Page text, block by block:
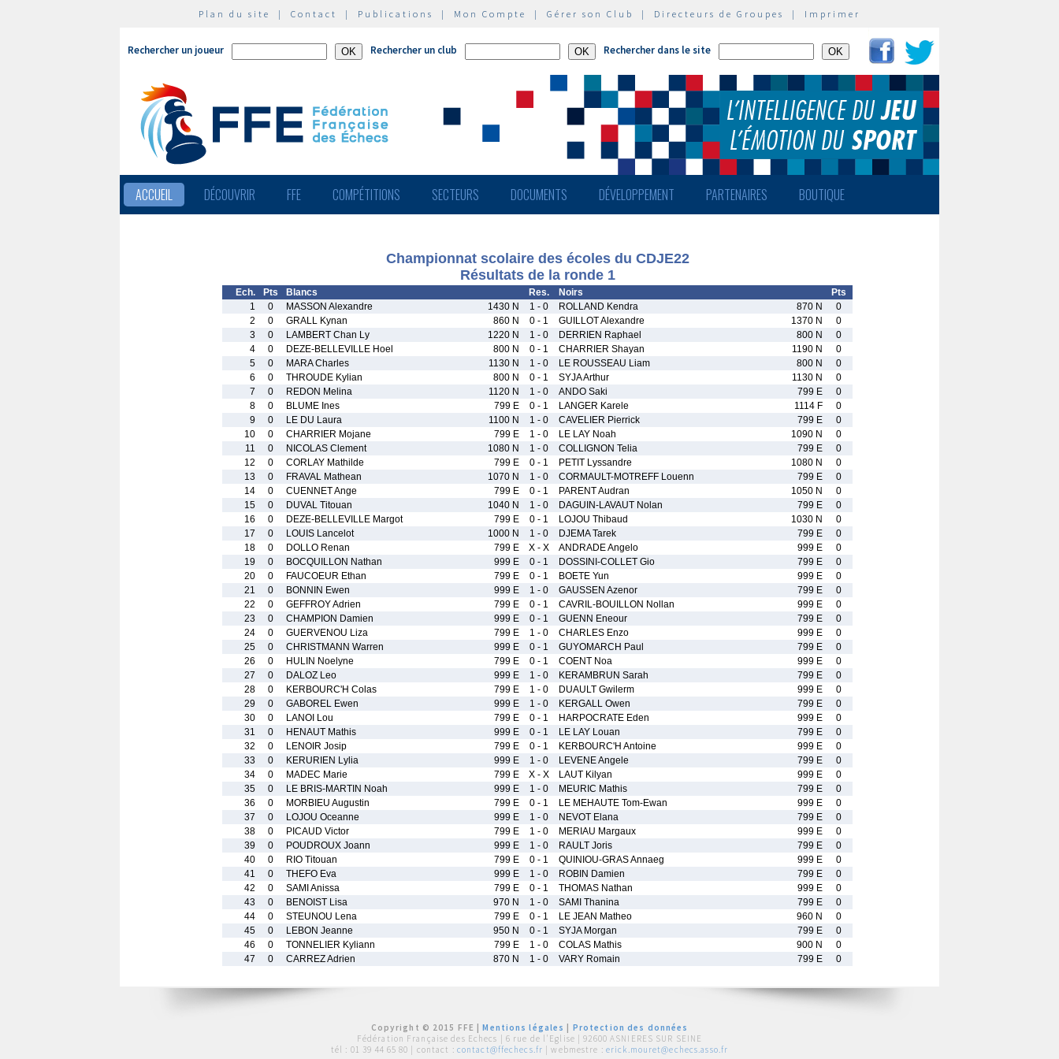
Plan du site | Contact | Publications | Mon Compte | Gérer son Club | Directeurs de Groupes | Imprimer
Rechercher un joueur Rechercher un club Rechercher dans le site
ACCUEIL DÉCOUVRIR FFE COMPÉTITIONS SECTEURS DOCUMENTS DÉVELOPPEMENT PARTENAIRES BOUTIQUE
Championnat scolaire des écoles du CDJE22
Résultats de la ronde 1
Ech. Pts Blancs Res. Noirs
Pts
1
0 MASSON Alexandre 1430 N 1 - 0 ROLLAND Kendra 870 N
0
2
0 GRALL Kynan 860 N 0 - 1 GUILLOT Alexandre 1370 N
0
3
0 LAMBERT Chan Ly 1220 N 1 - 0 DERRIEN Raphael 800 N
0
4
0 DEZE-BELLEVILLE Hoel 800 N 0 - 1 CHARRIER Shayan 1190 N
0
5
0 MARA Charles 1130 N 1 - 0 LE ROUSSEAU Liam 800 N
0
6
0 THROUDE Kylian 800 N 0 - 1 SYJA Arthur 1130 N
0
7
0 REDON Melina 1120 N 1 - 0 ANDO Saki 799 E
0
8
0 BLUME Ines 799 E 0 - 1 LANGER Karele 1114 F
0
9
0 LE DU Laura 1100 N 1 - 0 CAVELIER Pierrick 799 E
0
10
0 CHARRIER Mojane 799 E 1 - 0 LE LAY Noah 1090 N
0
11
0 NICOLAS Clement 1080 N 1 - 0 COLLIGNON Telia 799 E
0
12
0 CORLAY Mathilde 799 E 0 - 1 PETIT Lyssandre 1080 N
0
13
0 FRAVAL Mathean 1070 N 1 - 0 CORMAULT-MOTREFF Louenn 799 E
0
14
0 CUENNET Ange 799 E 0 - 1 PARENT Audran 1050 N
0
15
0 DUVAL Titouan 1040 N 1 - 0 DAGUIN-LAVAUT Nolan 799 E
0
16
0 DEZE-BELLEVILLE Margot 799 E 0 - 1 LOJOU Thibaud 1030 N
0
17
0 LOUIS Lancelot 1000 N 1 - 0 DJEMA Tarek 799 E
0
18
0 DOLLO Renan 799 E X - X ANDRADE Angelo 999 E
0
19
0 BOCQUILLON Nathan 999 E 0 - 1 DOSSINI-COLLET Gio 799 E
0
20
0 FAUCOEUR Ethan 799 E 0 - 1 BOETE Yun 999 E
0
21
0 BONNIN Ewen 999 E 1 - 0 GAUSSEN Azenor 799 E
0
22
0 GEFFROY Adrien 799 E 0 - 1 CAVRIL-BOUILLON Nollan 999 E
0
23
0 CHAMPION Damien 999 E 0 - 1 GUENN Eneour 799 E
0
24
0 GUERVENOU Liza 799 E 1 - 0 CHARLES Enzo 999 E
0
25
0 CHRISTMANN Warren 999 E 0 - 1 GUYOMARCH Paul 799 E
0
26
0 HULIN Noelyne 799 E 0 - 1 COENT Noa 999 E
0
27
0 DALOZ Leo 999 E 1 - 0 KERAMBRUN Sarah 799 E
0
28
0 KERBOURC'H Colas 799 E 1 - 0 DUAULT Gwilerm 999 E
0
29
0 GABOREL Ewen 999 E 1 - 0 KERGALL Owen 799 E
0
30
0 LANOI Lou 799 E 0 - 1 HARPOCRATE Eden 999 E
0
31
0 HENAUT Mathis 999 E 0 - 1 LE LAY Louan 799 E
0
32
0 LENOIR Josip 799 E 0 - 1 KERBOURC'H Antoine 999 E
0
33
0 KERURIEN Lylia 999 E 1 - 0 LEVENE Angele 799 E
0
34
0 MADEC Marie 799 E X - X LAUT Kilyan 999 E
0
35
0 LE BRIS-MARTIN Noah 999 E 1 - 0 MEURIC Mathis 799 E
0
36
0 MORBIEU Augustin 799 E 0 - 1 LE MEHAUTE Tom-Ewan 999 E
0
37
0 LOJOU Oceanne 999 E 1 - 0 NEVOT Elana 799 E
0
38
0 PICAUD Victor 799 E 1 - 0 MERIAU Margaux 999 E
0
39
0 POUDROUX Joann 999 E 1 - 0 RAULT Joris 799 E
0
40
0 RIO Titouan 799 E 0 - 1 QUINIOU-GRAS Annaeg 999 E
0
41
0 THEFO Eva 999 E 1 - 0 ROBIN Damien 799 E
0
42
0 SAMI Anissa 799 E 0 - 1 THOMAS Nathan 999 E
0
43
0 BENOIST Lisa 970 N 1 - 0 SAMI Thanina 799 E
0
44
0 STEUNOU Lena 799 E 0 - 1 LE JEAN Matheo 960 N
0
45
0 LEBON Jeanne 950 N 0 - 1 SYJA Morgan 799 E
0
46
0 TONNELIER Kyliann 799 E 1 - 0 COLAS Mathis 900 N
0
47
0 CARREZ Adrien 870 N 1 - 0 VARY Romain 799 E 0
Copyright © 2015 FFE |Mentions légales
Protection des données
Fédération Française des Echecs | 6 rue de l'Eglise | 92600 ASNIERES SUR SEINE
tél : 01 39 44 65 80 | contact : contact@ffechecs.fr | webmestre : erick.mouret@echecs.asso.fr